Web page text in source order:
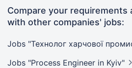
Compare your requirements
with other companies' jobs:
Jobs "Технолог харчової
Jobs "Process Engineer in Kyiv"